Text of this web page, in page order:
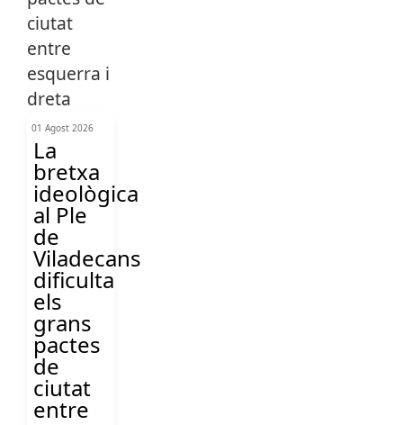
01 Agost 2026
La
bretxa
ideològica
al Ple
de
Viladecans
dificulta
els
grans
pactes
de
ciutat
entre